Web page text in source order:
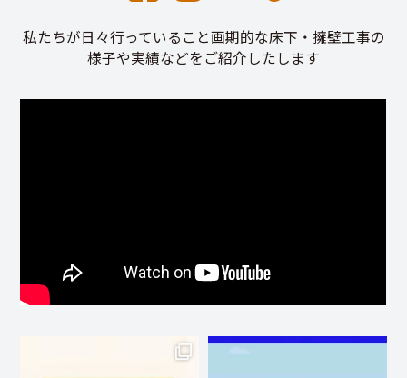
私たちが日々行っていること画期的な床下・擁壁工事の
様子や実績などをご紹介したします